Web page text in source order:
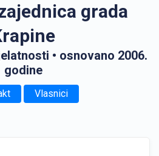
grada
• osnovano 2006.
godine
Vlasnici